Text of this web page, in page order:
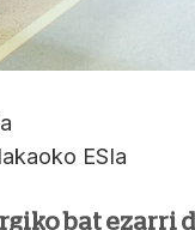
ESIa
bat ezarri